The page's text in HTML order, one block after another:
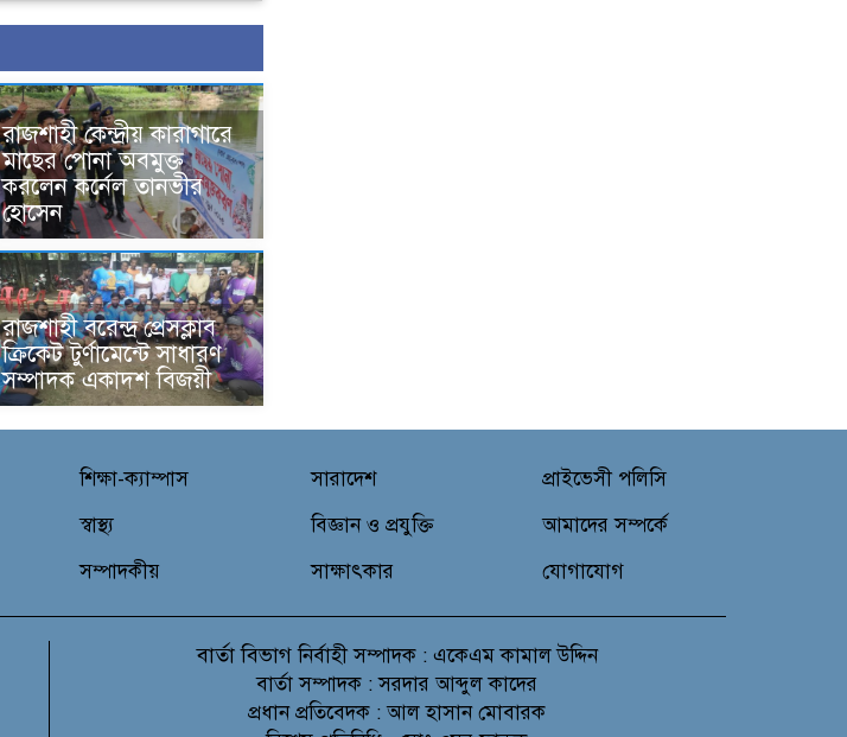
রাজশাহী কেন্দ্রীয় কারাগারে
মাছের পোনা অবমুক্ত
করলেন কর্নেল তানভীর
হোসেন
রাজশাহী বরেন্দ্র প্রেসক্লাব
ক্রিকেট টুর্ণামেন্টে সাধারণ
সম্পাদক একাদশ বিজয়ী
শিক্ষা-ক্যাম্পাস
স্বাস্থ্য
সম্পাদকীয়
সারাদেশ
বিজ্ঞান ও প্রযুক্তি
সাক্ষাৎকার
প্রাইভেসী পলিসি
আমাদের সম্পর্কে
যোগাযোগ
বার্তা বিভাগনির্বাহী সম্পাদক : একেএম কামাল উদ্দিন
বার্তা সম্পাদক : সরদার আব্দুল কাদের
প্রধান প্রতিবেদক : আল হাসান মোবারক